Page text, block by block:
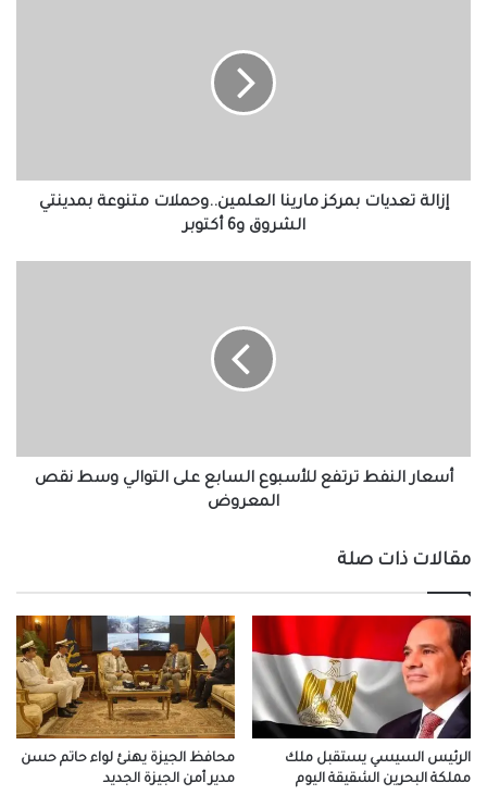
و6
أكتوبرإزالة تعديات بمركز مارينا العلمين..وحملات متنوعة بمدينتي
الشروق و6 أكتوبر
نقص
المعروض
أسعار النفط ترتفع للأسبوع السابع على التوالي وسط نقص
المعروض
مقالات ذات صلة
الرئيس السيسي يستقبل ملك
مملكة البحرين الشقيقة اليوم
محافظ الجيزة يهنئ لواء حاتم حسن
مدير أمن الجيزة الجديد